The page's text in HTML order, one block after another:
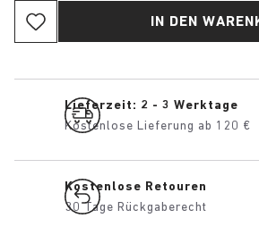
IN DEN
Lieferzeit: 2 - 3 Werktage
Kostenlose Lieferung ab 120 €
Kostenlose Retouren
30 Tage Rückgaberecht